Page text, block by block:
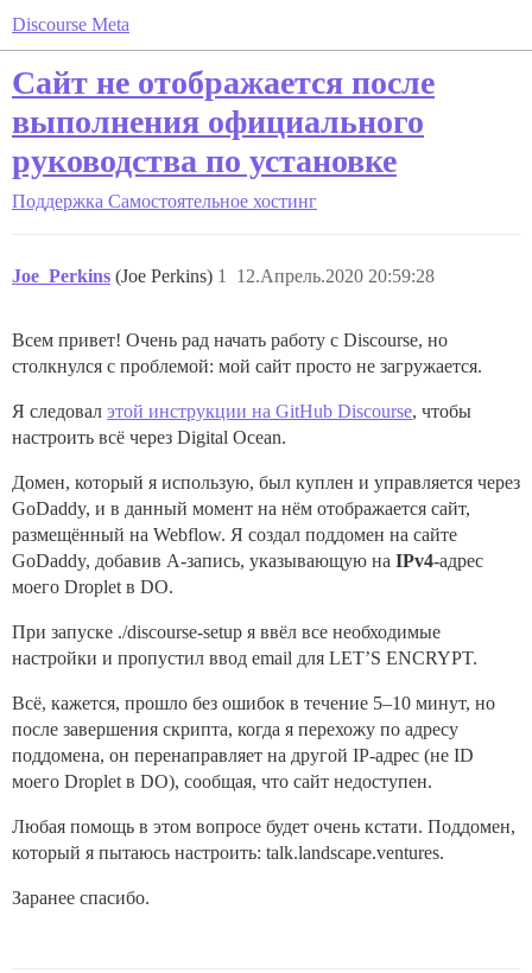
Discourse Meta
Сайт не отображается после
выполнения официального
руководства по установке
Поддержка Самостоятельное хостинг
Joe_Perkins (Joe Perkins) 12.Апрель.2020 20:59:28
1
Всем привет! Очень рад начать работу с Discourse, но
столкнулся с проблемой: мой сайт просто не загружается.
Я следовал этой инструкции на GitHub Discourse, чтобы
настроить всё через Digital Ocean.
Домен, который я использую, был куплен и управляется через
GoDaddy, и в данный момент на нём отображается сайт,
размещённый на Webflow. Я создал поддомен на сайте
GoDaddy, добавив A-запись, указывающую на IPv4-адрес
моего Droplet в DO.
При запуске ./discourse-setup я ввёл все необходимые
настройки и пропустил ввод email для LET’S ENCRYPT.
Всё, кажется, прошло без ошибок в течение 5–10 минут, но
после завершения скрипта, когда я перехожу по адресу
поддомена, он перенаправляет на другой IP-адрес (не ID
моего Droplet в DO), сообщая, что сайт недоступен.
Любая помощь в этом вопросе будет очень кстати. Поддомен,
который я пытаюсь настроить: talk.landscape.ventures.
Заранее спасибо.